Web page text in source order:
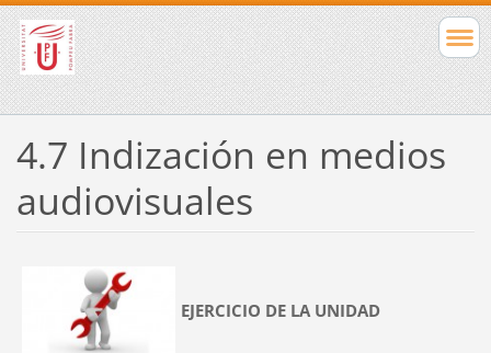
4.7 Indización en medios
audiovisuales
EJERCICIO DE LA UNIDAD